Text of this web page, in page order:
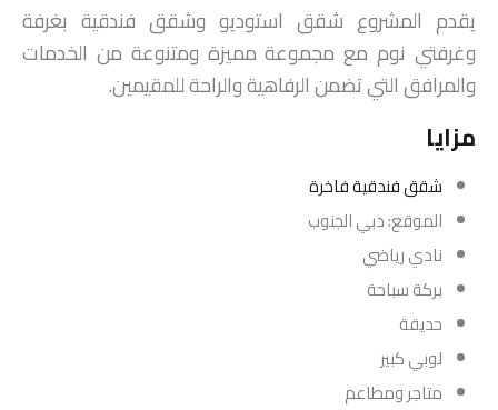
يقدم المشروع شقق استوديو وشقق فندقية بغرفة
وغرفتي نوم مع مجموعة مميزة ومتنوعة من الخدمات
والمرافق التي تضمن الرفاهية والراحة للمقيمين.
مزايا
شقق فندقية فاخرة
الموقع: دبي الجنوب
نادي رياضي
بركة سباحة
حديقة
لوبي كبير
متاجر ومطاعم